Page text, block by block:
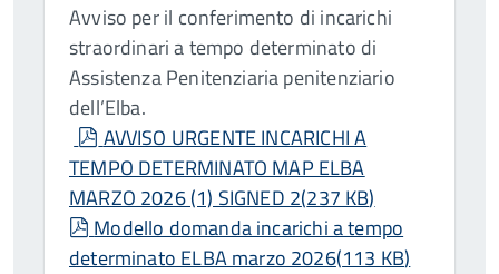
Avviso per il conferimento di incarichi
straordinari a tempo determinato di
Assistenza Penitenziaria penitenziario
dell’Elba.
pdf
AVVISO URGENTE INCARICHI A
TEMPO DETERMINATO MAP ELBA
MARZO 2026 (1) SIGNED 2(237 KB)
pdf
Modello domanda incarichi a tempo
determinato ELBA marzo 2026(113 KB)